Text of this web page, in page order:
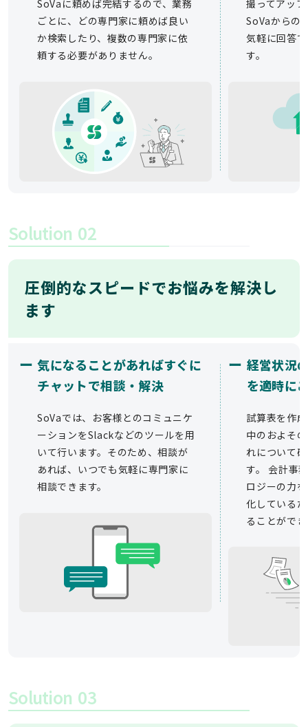
SoVaに頼めば完結するので、業務
ごとに、どの専門家に頼めば良い
か検索したり、複数の専門家に依
頼する必要がありません。
撮ってアッ
SoVaからの
気軽に回答
す。
Solution 02
圧倒的なスピードでお悩みを解決し
ます
ー 気になることがあればすぐに
チャットで相談・解決
SoVaでは、お客様とのコミュニケ
ーションをSlackなどのツールを用
いて行います。そのため、相談が
あれば、いつでも気軽に専門家に
相談できます。
ー 経営状況
を適時に
試算表を作
中のおよそ
れについて
す。 会計事
ロジーの力
化している
ることがで
Solution 03